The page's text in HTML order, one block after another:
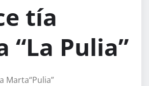
tía
“La Pulia”
Marta“Pulia”